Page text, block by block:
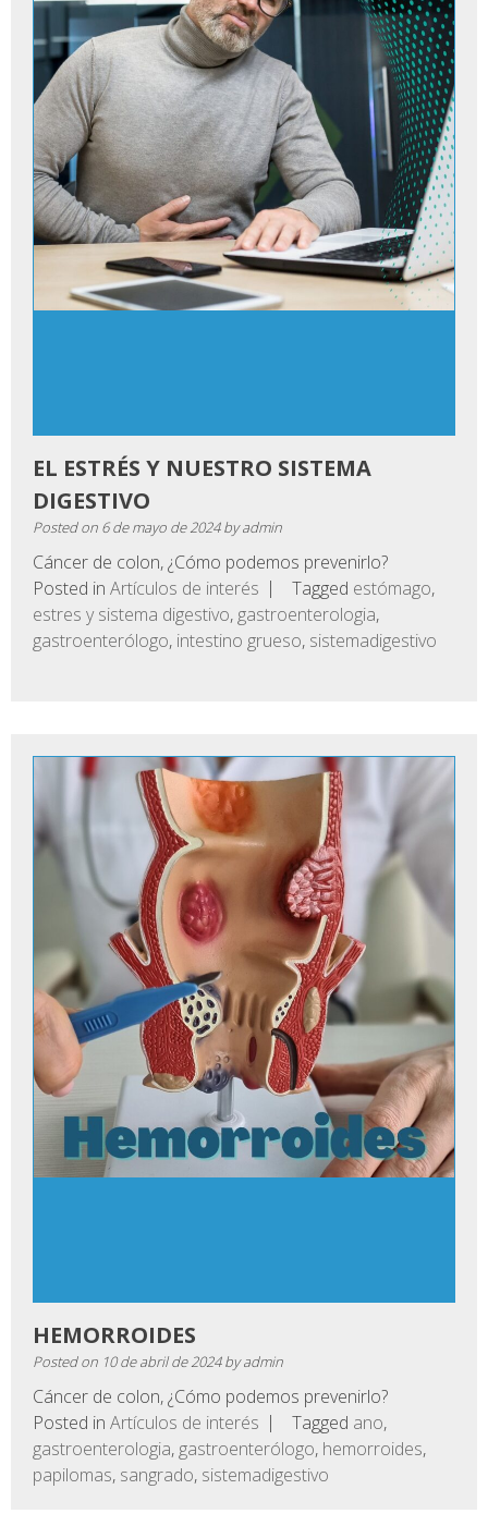
EL ESTRÉS Y NUESTRO SISTEMA
DIGESTIVO
Posted on 6 de mayo de 2024byadmin
Cáncer de colon, ¿Cómo podemos prevenirlo?
Posted in Artículos de interés Tagged estómago,
estres y sistema digestivo, gastroenterologia,
gastroenterólogo, intestino grueso, sistemadigestivo
HEMORROIDES
Posted on 10 de abril de 2024byadmin
Cáncer de colon, ¿Cómo podemos prevenirlo?
Posted in Artículos de interés Tagged ano,
gastroenterologia, gastroenterólogo, hemorroides,
papilomas, sangrado, sistemadigestivo